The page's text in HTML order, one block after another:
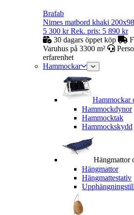
Brafab
Nimes matbord khaki
5 300 kr Rek. pris: 5 890 kr
30 dagars öppet köp
Varuhus på 3300 m²
erfarenhet
Hammockar
Hammockar
Hammockdynor
Hammocktak
Hammockskydd
Hängmattor
Hängmattor
Hängmattestativ